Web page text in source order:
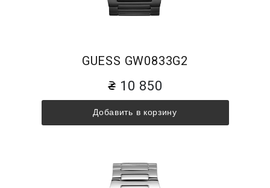
GUESS GW0833G2
10 850
Добавить в корзину